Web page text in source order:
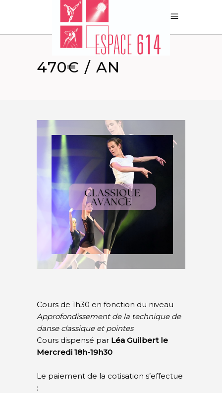
470€ / AN
Cours de 1h30 en fonction du niveau
Approfondissement de la technique de
danse classique et pointes
Cours dispensé par Léa Guilbert le
Mercredi 18h-19h30
Le paiement de la cotisation s’effectue
: